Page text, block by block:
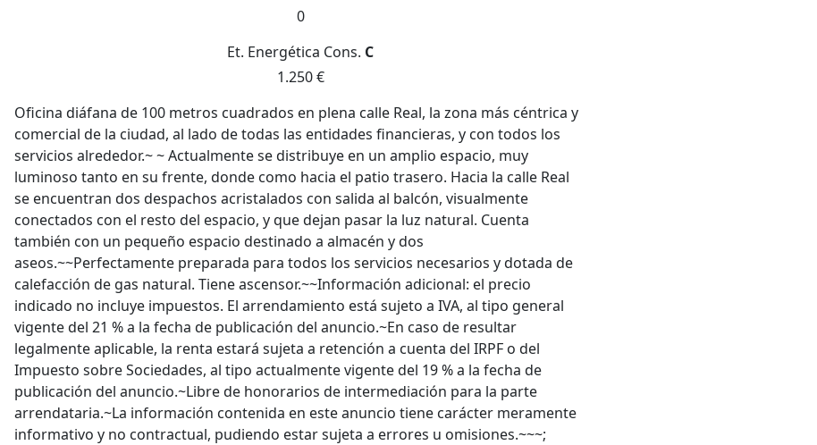
0
Et. Energética Cons. C
1.250 €
Oficina diáfana de 100 metros cuadrados en plena calle Real, la zona más céntrica y
comercial de la ciudad, al lado de todas las entidades financieras, y con todos los
servicios alrededor.~ ~ Actualmente se distribuye en un amplio espacio, muy
luminoso tanto en su frente, donde como hacia el patio trasero. Hacia la calle Real
se encuentran dos despachos acristalados con salida al balcón, visualmente
conectados con el resto del espacio, y que dejan pasar la luz natural. Cuenta
también con un pequeño espacio destinado a almacén y dos
aseos.~~Perfectamente preparada para todos los servicios necesarios y dotada de
calefacción de gas natural. Tiene ascensor.~~Información adicional: el precio
indicado no incluye impuestos. El arrendamiento está sujeto a IVA, al tipo general
vigente del 21 % a la fecha de publicación del anuncio.~En caso de resultar
legalmente aplicable, la renta estará sujeta a retención a cuenta del IRPF o del
Impuesto sobre Sociedades, al tipo actualmente vigente del 19 % a la fecha de
publicación del anuncio.~Libre de honorarios de intermediación para la parte
arrendataria.~La información contenida en este anuncio tiene carácter meramente
informativo y no contractual, pudiendo estar sujeta a errores u omisiones.~~~;